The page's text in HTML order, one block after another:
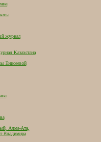
журнал
Казахстана
Енисеевой
Алма-Ата,
Владимира